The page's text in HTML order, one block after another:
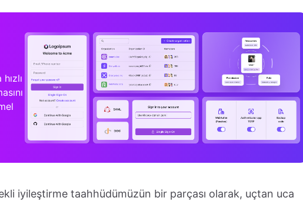
iyileştirme taahhüdümüzün bir parçası olarak, uçtan uca